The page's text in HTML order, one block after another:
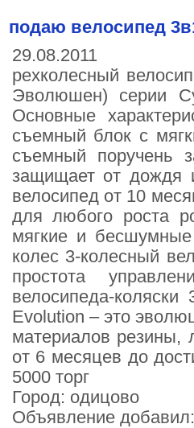
подаю велосипед
29.08.2011
рехколесный
Эволюшен) серии
Основные
съемный блок с
съемный поручень
защищает от дождя
велосипед от 10
для любого роста
мягкие и
колес 3-колесный
простота
велосипеда-
Evolution – это
материалов резины,
от 6 месяцев до
5000 торг
Город: одицово
Объявление